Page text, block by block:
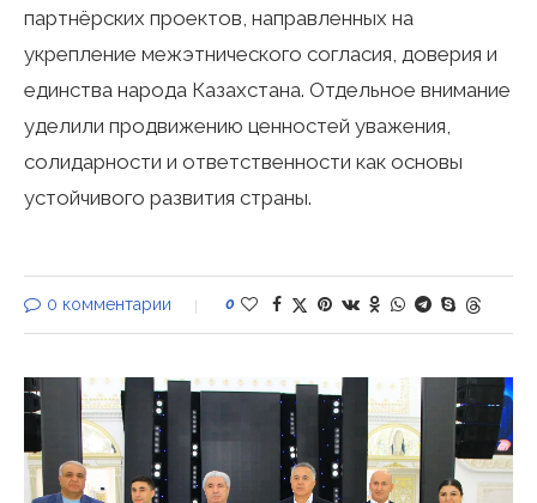
партнёрских проектов, направленных на
укрепление межэтнического согласия, доверия и
единства народа Казахстана. Отдельное внимание
уделили продвижению ценностей уважения,
солидарности и ответственности как основы
устойчивого развития страны.
0 комментарии 0